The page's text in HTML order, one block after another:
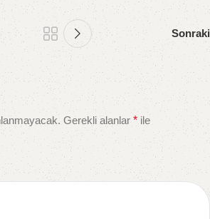
Sonraki
Gerekli alanlar* ile